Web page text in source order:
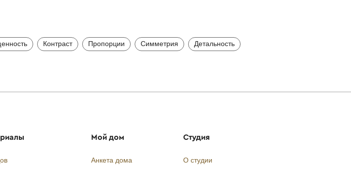
Контраст Пропорции Симметрия Детальность
Мой дом
Анкета дома
Студия
О студии